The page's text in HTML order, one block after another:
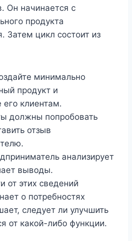
Он начинается с
продукта
Затем цикл состоит из
минимально
продукт и
его клиентам.
должны попробовать
отзыв
анализирует
выводы.
от этих сведений
о потребностях
следует ли улучшить
от какой-либо функции.